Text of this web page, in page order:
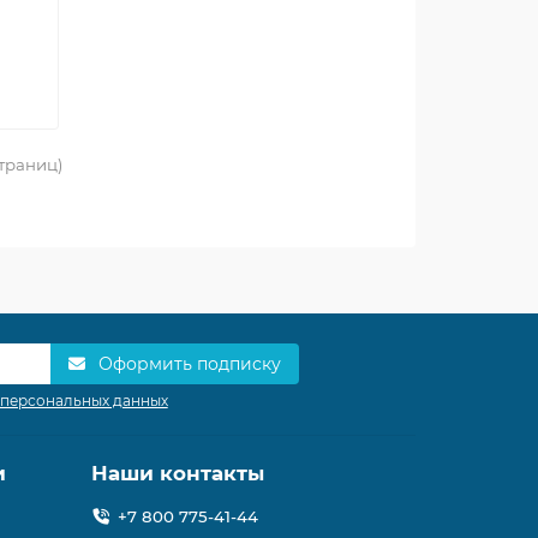
Оформить подписку
данных
Наши контакты
+7 800 775-41-44